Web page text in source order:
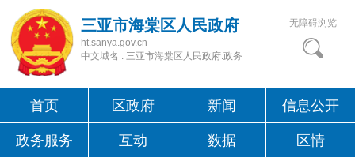
三亚市海棠区人民政府
ht.sanya.gov.cn
中文域名 : 三亚市海棠区人民政府.政务
无障碍浏览
首页 区政府 新闻 信息公开
政务服务 互动 数据 区情